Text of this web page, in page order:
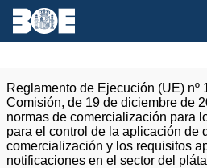
Reglamento de Ejecución (UE) nº
Comisión, de 19 de diciembre de
normas de comercialización para
para el control de la aplicación de
comercialización y los requisitos
notificaciones en el sector del